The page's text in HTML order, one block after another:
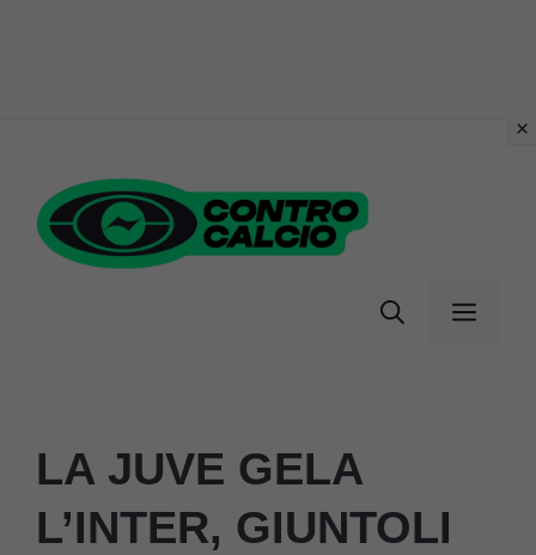
contenuto
Menu
LA JUVE GELA
L’INTER, GIUNTOLI